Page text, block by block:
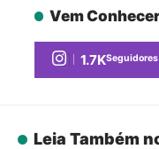
Vem
1.7KSeguidores
Leia Também